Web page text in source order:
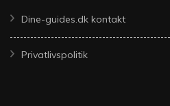
Dine-guides.dk kontakt
Privatlivspolitik